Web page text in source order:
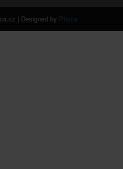
| Designed by Phoca